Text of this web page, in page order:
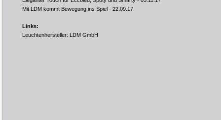
Mit LDM kommt Bewegung ins Spiel - 22.09.17
Links:
Leuchtenhersteller: LDM GmbH